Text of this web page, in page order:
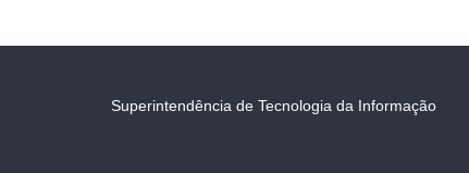
Superintendência de Tecnologia da Informação